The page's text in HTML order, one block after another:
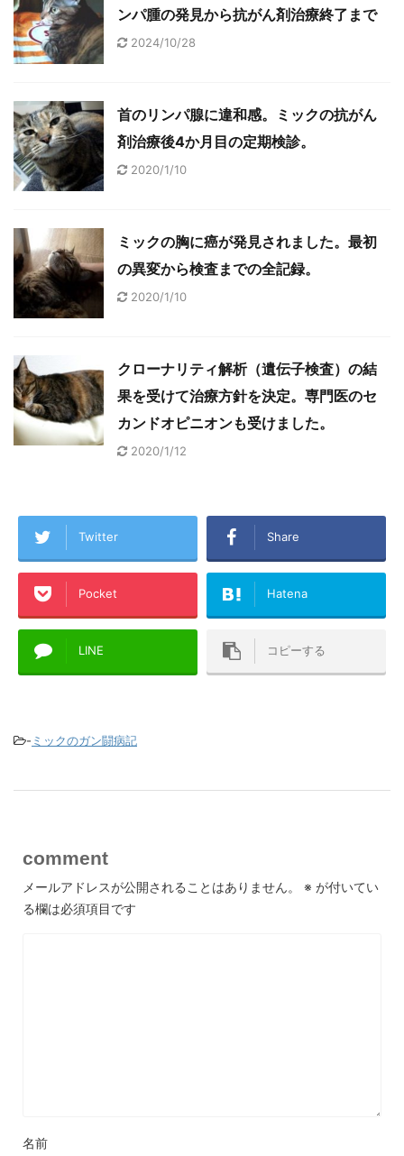
ンパ腫の発見から抗がん剤治療終了まで
2024/10/28
首のリンパ腺に違和感。ミックの抗がん
剤治療後4か月目の定期検診。
2020/1/10
ミックの胸に癌が発見されました。最初
の異変から検査までの全記録。
2020/1/10
クローナリティ解析（遺伝子検査）の結
果を受けて治療方針を決定。専門医のセ
カンドオピニオンも受けました。
2020/1/12
Twitter Share
Pocket Hatena
LINE コピーする
- ミックのガン闘病記
comment
メールアドレスが公開されることはありません。 ※ が付いてい
る欄は必須項目です
名前